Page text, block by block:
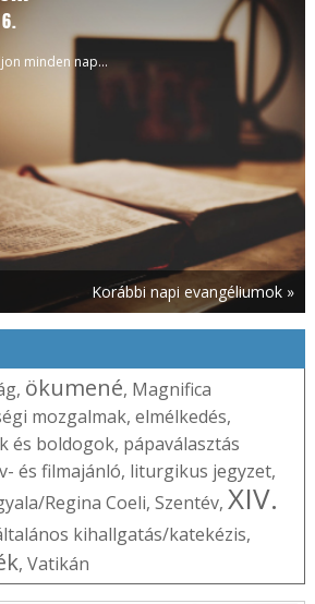
minden nap...
Korábbi napi evangéliumok »
, ökumené, Magnifica
mozgalmak, elmélkedés,
és boldogok, pápaválasztás
és filmajánló, liturgikus jegyzet,
Regina Coeli, Szentév, XIV.
kihallgatás/katekézis,
, Vatikán